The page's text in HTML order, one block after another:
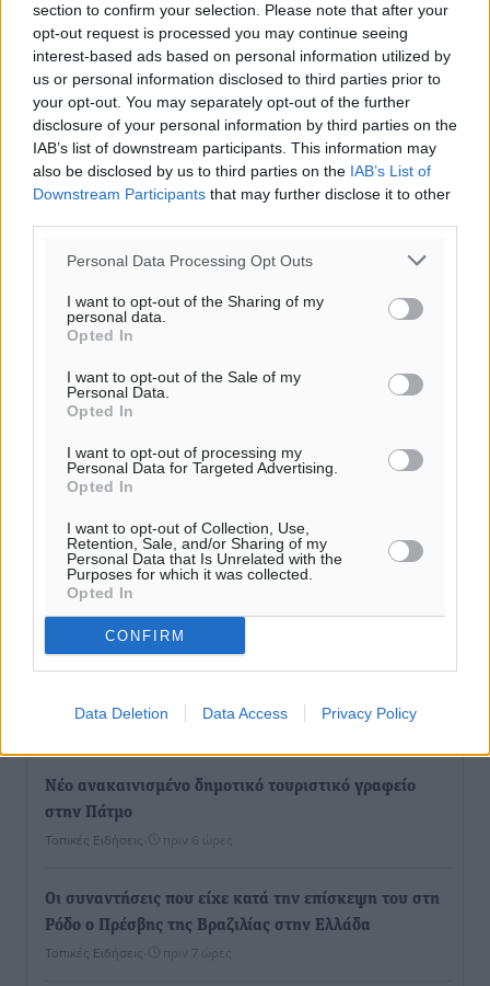
section to confirm your selection. Please note that after your
opt-out request is processed you may continue seeing
interest-based ads based on personal information utilized by
us or personal information disclosed to third parties prior to
your opt-out. You may separately opt-out of the further
disclosure of your personal information by third parties on the
IAB’s list of downstream participants. This information may
also be disclosed by us to third parties on the IAB’s List of
Downstream Participants that may further disclose it to other
Personal Data Processing Opt Outs
I want to opt-out of the Sharing of my
personal data.
Opted In
I want to opt-out of the Sale of my
Personal Data.
Opted In
I want to opt-out of processing my
Personal Data for Targeted Advertising.
Opted In
I want to opt-out of Collection, Use,
Retention, Sale, and/or Sharing of my
Personal Data that Is Unrelated with the
Purposes for which it was collected.
Opted In
CONFIRM
Data Deletion Data Access Privacy Policy
Η Meridiam ξεκλειδώνει τις έρευνες βυθού στη
θαλάσσια περιοχή Κάσου και Καρπάθου
Τοπικές Ειδήσεις• πριν 4 ώρες
Παρουσίαση βιβλίου του Α. Χατζημιχαήλ – Τιμητική
εκδήλωση για τους αυτοδιοικητικούς της Κω
Πολιτιστικά
μέσω υποβρύχιων καλωδίων με την ηπειρωτική
πριν 6 ώρες
Νέο ανακαινισμένο δημοτικό τουριστικό γραφείο
στην Πάτμο
Τοπικές Ειδήσεις πριν 6 ώρες
Οι συναντήσεις που είχε κατά την επίσκεψη του στη
Ρόδο ο Πρέσβης της Βραζιλίας στην Ελλάδα
Τοπικές Ειδήσεις πριν 7 ώρες